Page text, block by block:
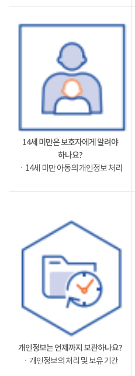
14세 미만은 보호자에게 알려야
하나요?
ㆍ14세 미만 아동의 개인정보 처리
개인정보는 언제까지 보관하나요?
ㆍ개인정보의 처리 및 보유 기간